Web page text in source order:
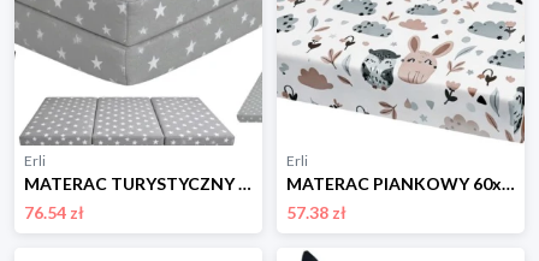
Erli
MATERAC TURYSTYCZNY 120x60 składany PUFA TORBA dla dziecka do ŁÓŻECZKA 33
76.54 zł
Erli
MATERAC PIANKOWY 60x120cm dziecięcy DO ŁÓŻECZKA pokrowiec BAWEŁNA 129
57.38 zł